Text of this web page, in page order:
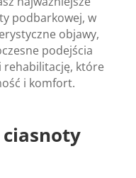
podbarkowej, w
objawy,
podejścia
rehabilitację, które
i komfort.
ciasnoty